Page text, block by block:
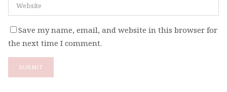
Save my name, email, and website in this browser for
the next time I comment.